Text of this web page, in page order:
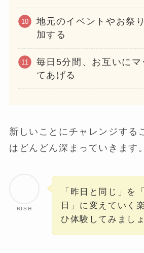
地元のイベントやお祭
加する
毎日5分間、お互いにマ
てあげる
新しいことにチャレンジする
はどんどん深まっていきます。
RISH
「昨日と同じ」を
日」に変えていく
ひ体験してみましょ